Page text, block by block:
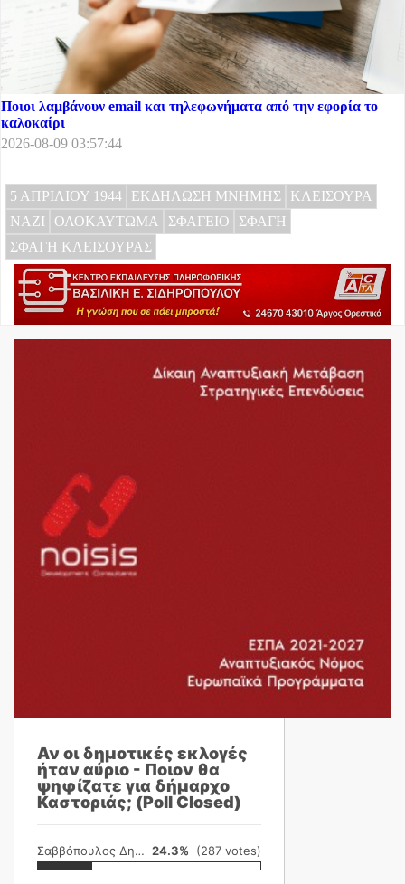
Ποιοι λαμβάνουν email και τηλεφωνήματα από την εφορία το
καλοκαίρι
2026-08-09 03:57:44
5 ΑΠΡΙΛΙΟΥ 1944 ΕΚΔΗΛΩΣΗ ΜΝΗΜΗΣ
ΚΛΕΙΣΟΥΡΑ
ΝΑΖΙ
ΟΛΟΚΑΥΤΩΜΑ ΣΦΑΓΕΙΟ
ΣΦΑΓΗ
ΣΦΑΓΗ ΚΛΕΙΣΟΥΡΑΣ
Αν οι δημοτικές εκλογές
ήταν αύριο - Ποιον θα
ψηφίζατε για δήμαρχο
Καστοριάς; (Poll Closed)
Σαββόπουλος Δημήτρης 24.3% (287 votes)